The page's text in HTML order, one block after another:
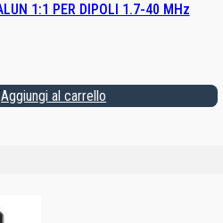
Aggiungi al carrello